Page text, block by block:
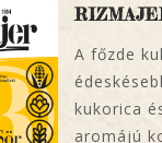
A főzde
kukorica
aromájú